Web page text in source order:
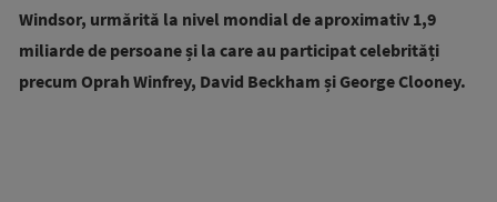
Windsor, urmărită la nivel mondial de aproximativ 1,9
miliarde de persoane și la care au participat celebrități
precum Oprah Winfrey, David Beckham și George Clooney.